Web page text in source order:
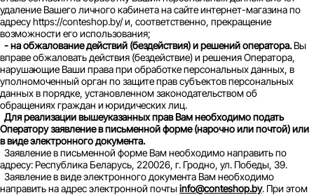
удаление Вашего личного кабинета на сайте интернет-магазина по
адресу https://conteshop.by/ и, соответственно, прекращение
возможности его использования;
- на обжалование действий (бездействия) и решений оператора.Вы
вправе обжаловать действия (бездействие) и решения Оператора,
нарушающие Ваши права при обработке персональных данных, в
уполномоченный орган по защите прав субъектов персональных
данных в порядке, установленном законодательством об
обращениях граждан и юридических лиц.
Для реализации вышеуказанных прав Вам необходимо подать
Оператору заявление в письменной форме (нарочно или почтой) или
в виде электронного документа.
Заявление в письменной форме Вам необходимо направить по
адресу: Республика Беларусь, 220026, г. Гродно, ул. Победы, 39.
Заявление в виде электронного документа Вам необходимо
направить на адрес электронной почтыinfo@conteshop.by. При этом